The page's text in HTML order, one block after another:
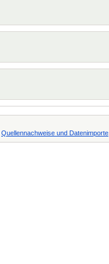
Quellennachweise und Datenimporte